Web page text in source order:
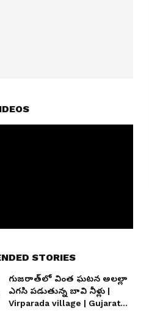
STORIES
గుజరాత్‌లో వింత ఘటన అలల్లా
ఎగసి పడుతున్న బావి నీళ్లు |
Virparada village | Gujarat